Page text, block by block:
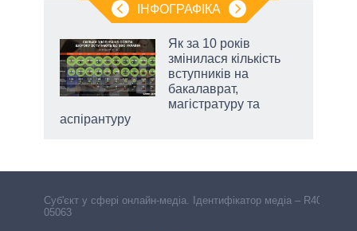
ІНФОГРАФІКА
Як за 10 років
змінилася кількість
вступників на
бакалаврат,
магістратуру та
аспірантуру
Cуб'єкт у сфері онлайн-медіа. Ідентифікатор медіа – R40-
05063